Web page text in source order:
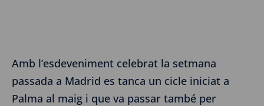
Amb l’esdeveniment celebrat la setmana
passada a Madrid es tanca un cicle iniciat a
Palma al maig i que va passar també per